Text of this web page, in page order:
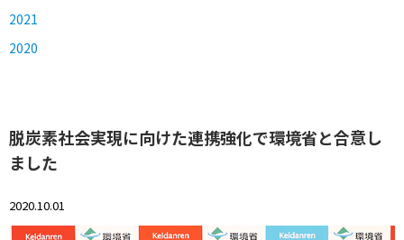
2021
2020
脱炭素社会実現に向けた連携強化で環境省と合意し
ました
2020.10.01